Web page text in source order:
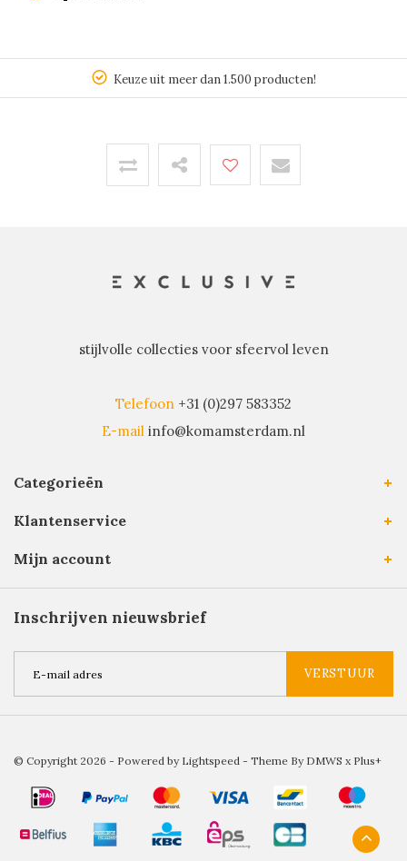
Keuze uit meer dan 1.500 producten!
stijlvolle collecties voor sfeervol leven
Telefoon +31 (0)297 583352
E-mail info@komamsterdam.nl
Categorieën
Klantenservice
Mijn account
Inschrijven nieuwsbrief
VERSTUUR
© Copyright 2026 - Powered by Lightspeed - Theme By DMWS x Plus+